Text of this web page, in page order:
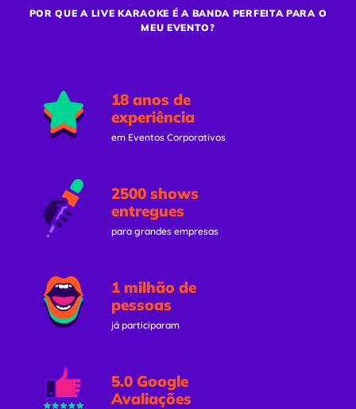
POR QUE A LIVE KARAOKE É A BANDA PERFEITA PARA O
MEU EVENTO?
18 anos de
experiência
em Eventos Corporativos
2500 shows
entregues
para grandes empresas
1 milhão de
pessoas
já participaram
5.0 Google
Avaliações